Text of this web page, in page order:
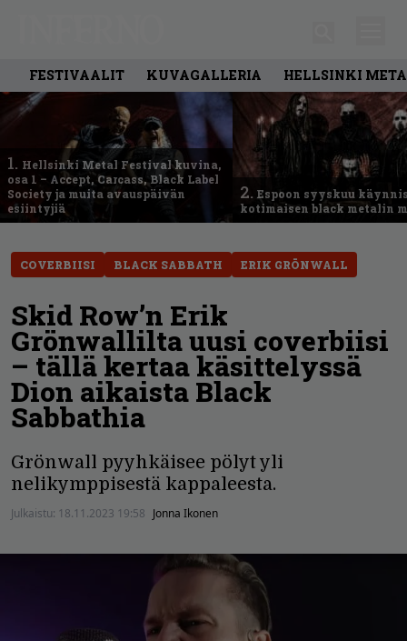
FESTIVAALIT KUVAGALLERIA HELLSINKI
1. Hellsinki Metal Festival kuvina,
osa 1 – Accept, Carcass, Black Label
Society ja muita avauspäivän
esiintyjiä
2. Espoon syyskuu
kotimaisen black metalin
COVERBIISI BLACK SABBATH ERIK GRÖNWALL
Skid Row’n Erik
Grönwallilta uusi coverbiisi
– tällä kertaa käsittelyssä
Dion aikaista Black
Sabbathia
Grönwall pyyhkäisee pölyt yli
nelikymppisestä kappaleesta.
Julkaistu: 18.11.2023 19:58 Jonna Ikonen